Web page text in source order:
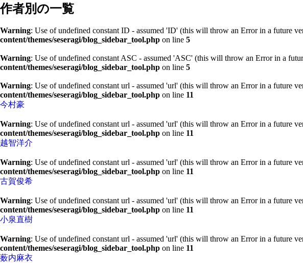
作者別の一覧
Warning: Use of undefined constant ID - assumed 'ID' (this will throw an Error in a future
content/themes/seseragi/blog_sidebar_tool.php on line 5
Warning: Use of undefined constant ASC - assumed 'ASC' (this will throw an Error in a
content/themes/seseragi/blog_sidebar_tool.php on line 5
Warning: Use of undefined constant url - assumed 'url' (this will throw an Error in a future
content/themes/seseragi/blog_sidebar_tool.php on line 11
今村豪
Warning: Use of undefined constant url - assumed 'url' (this will throw an Error in a future
content/themes/seseragi/blog_sidebar_tool.php on line 11
越智洋介
Warning: Use of undefined constant url - assumed 'url' (this will throw an Error in a future
content/themes/seseragi/blog_sidebar_tool.php on line 11
古賀俊希
Warning: Use of undefined constant url - assumed 'url' (this will throw an Error in a future
content/themes/seseragi/blog_sidebar_tool.php on line 11
小泉直樹
Warning: Use of undefined constant url - assumed 'url' (this will throw an Error in a future
content/themes/seseragi/blog_sidebar_tool.php on line 11
薮内麻衣